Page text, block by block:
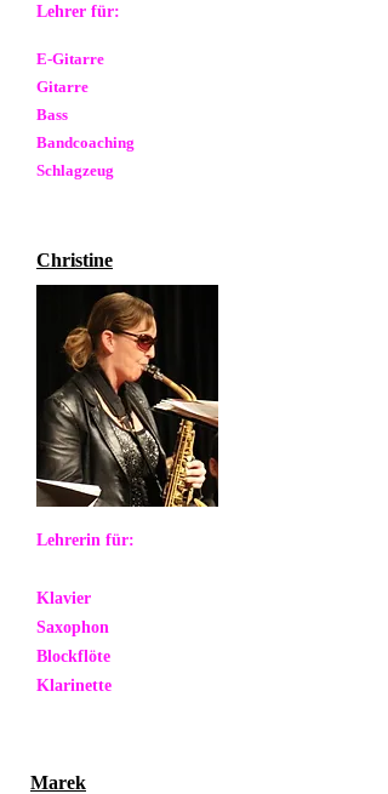
Lehrer für:
E-Gitarre
Gitarre
Bass
Bandcoaching
Schlagzeug
Lehrerin für:
Klavier
Saxophon
Blockflöte
Klarinette
Christine
Marek